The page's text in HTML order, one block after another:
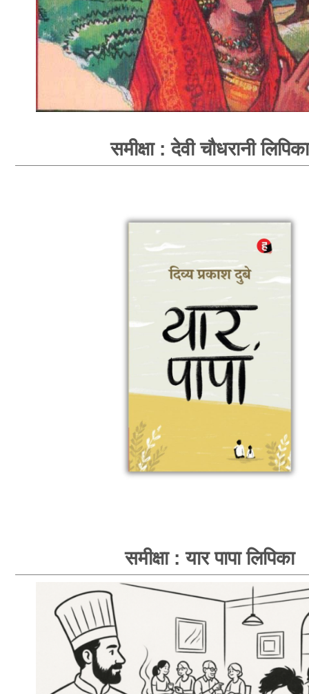
समीक्षा : देवी चौधरानी लिपिका
समीक्षा : यार पापा लिपिका